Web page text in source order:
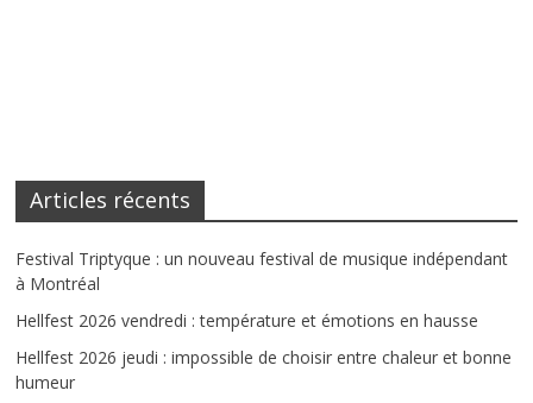
Articles récents
Festival Triptyque : un nouveau festival de musique indépendant
à Montréal
Hellfest 2026 vendredi : température et émotions en hausse
Hellfest 2026 jeudi : impossible de choisir entre chaleur et bonne
humeur